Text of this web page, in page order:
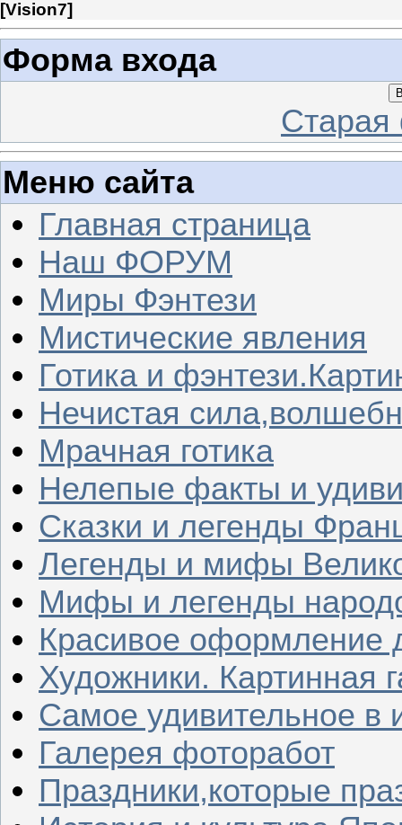
[Vision7]
Форма входа
Меню сайта
Главная страница
Наш ФОРУМ
Миры Фэнтези
Мистические явления
Готика и
Нечистая
Мрачная готика
Нелепые факты и
Сказки и легенды
Легенды и мифы
Мифы и легенды
Красивое оформление
Художники. Картинная
Самое удивительное в
Галерея фоторабот
Праздники,которые